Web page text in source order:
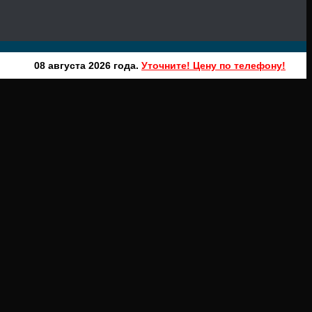
08 августа 2026 года. Уточните! Цену по телефону!